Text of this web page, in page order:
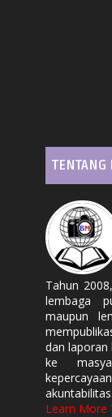
TENTANG
Tahun
lembaga
maupun
dan laporan
ke
akuntabilitas.
Learn More